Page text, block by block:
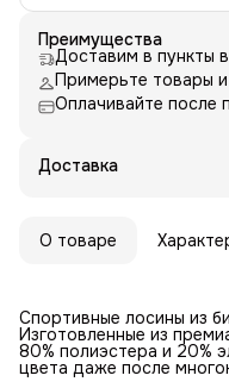
Преимущества
Доставим в пункты
Примерьте товары
Оплачивайте после
Доставка
О товаре
Спортивные лосины из
Изготовленные из
80% полиэстера и 20%
цвета даже после